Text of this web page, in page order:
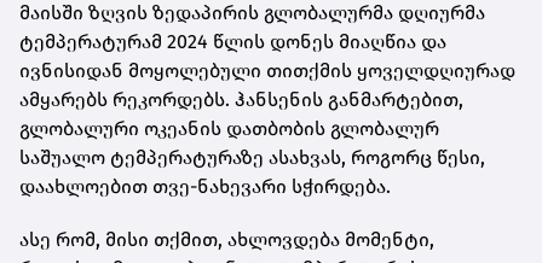
მაისში ზღვის ზედაპირის გლობალურმა დღიურმა
ტემპერატურამ 2024 წლის დონეს მიაღწია და
ივნისიდან მოყოლებული თითქმის ყოველდღიურად
ამყარებს რეკორდებს. ჰანსენის განმარტებით,
გლობალური ოკეანის დათბობის გლობალურ
საშუალო ტემპერატურაზე ასახვას, როგორც წესი,
დაახლოებით თვე-ნახევარი სჭირდება.
ასე რომ, მისი თქმით, ახლოვდება მომენტი,